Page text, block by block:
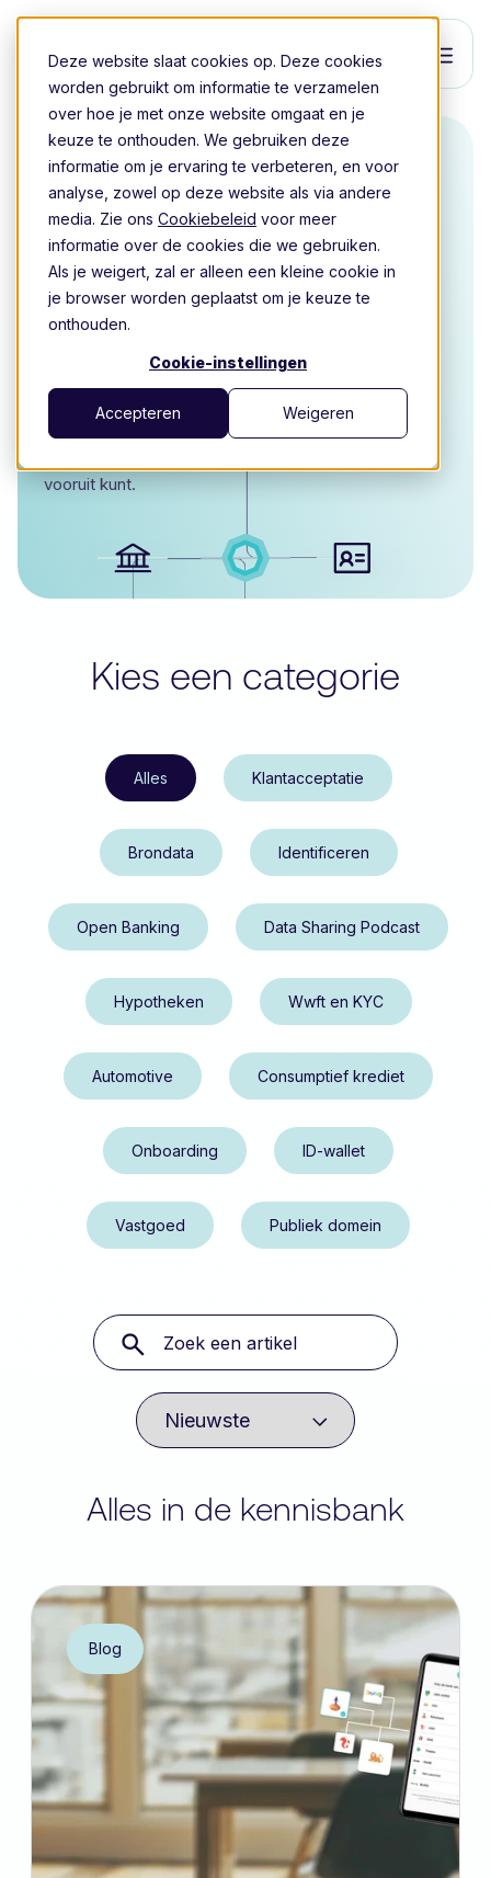
Deze website slaat cookies op. Deze cookies
worden gebruikt om informatie te verzamelen
over hoe je met onze website omgaat en je
keuze te onthouden. We gebruiken deze
informatie om je ervaring te verbeteren, en voor
analyse, zowel op deze website als via andere
media. Zie ons Cookiebeleid voor meer
informatie over de cookies die we gebruiken.
Als je weigert, zal er alleen een kleine cookie in
je browser worden geplaatst om je keuze te
onthouden.
Cookie-instellingen
Accepteren Weigeren
Kennis & inspiratie
op één plek
Hier vind je onze blogs en kennisbank. Boordevol
inzichten, praktijkvoorbeelden en uitleg over digitaal
identificeren en accepteren. Alles wat je nodig hebt
om processen slimmer, betrouwbaarder en
klantvriendelijker te maken.
vooruit kunt.
Kies een categorie
Alles Klantacceptatie
Brondata Identificeren
Open Banking Data Sharing Podcast
Hypotheken Wwft en KYC
Automotive Consumptief krediet
Onboarding ID-wallet
Vastgoed Publiek domein
Alles in de kennisbank
Blog